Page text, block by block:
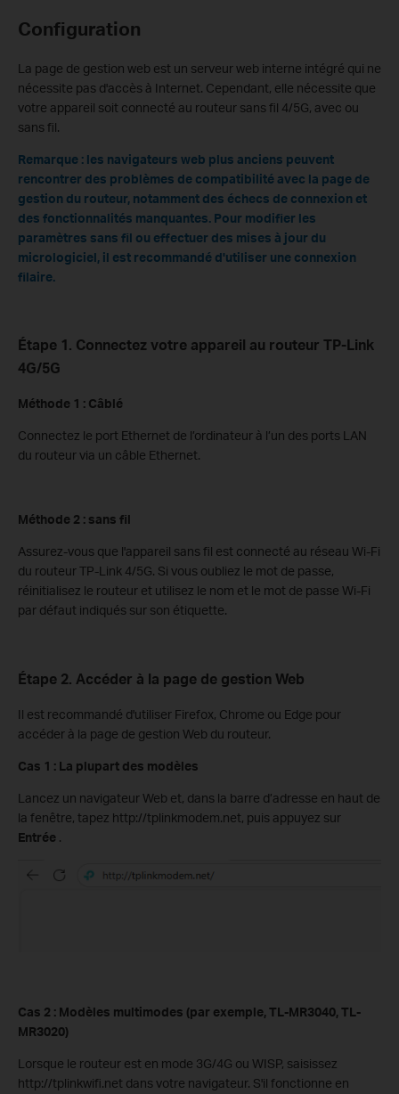
Configuration
La page de gestion web est un serveur web interne intégré qui ne
nécessite pas d'accès à Internet. Cependant, elle nécessite que
votre appareil soit connecté au routeur sans fil 4/5G, avec ou
sans fil.
Remarque : les navigateurs web plus anciens peuvent
rencontrer des problèmes de compatibilité avec la page de
gestion du routeur, notamment des échecs de connexion et
des fonctionnalités manquantes. Pour modifier les
paramètres sans fil ou effectuer des mises à jour du
micrologiciel, il est recommandé d'utiliser une connexion
filaire.
Étape 1. Connectez votre appareil au routeur TP-Link
4G/5G
Méthode 1 : Câblé
Connectez le port Ethernet de l’ordinateur à l’un des ports LAN
du routeur via un câble Ethernet.
Méthode 2 : sans fil
Assurez-vous que l'appareil sans fil est connecté au réseau Wi-Fi
du routeur TP-Link 4/5G. Si vous oubliez le mot de passe,
réinitialisez le routeur et utilisez le nom et le mot de passe Wi-Fi
par défaut indiqués sur son étiquette.
Étape 2. Accéder à la page de gestion Web
Il est recommandé d'utiliser Firefox, Chrome ou Edge pour
accéder à la page de gestion Web du routeur.
Cas 1 : La plupart des modèles
Lancez un navigateur Web et, dans la barre d’adresse en haut de
la fenêtre, tapez http://tplinkmodem.net, puis appuyez sur
Entrée .
Cas 2 : Modèles multimodes (par exemple, TL-MR3040, TL-
MR3020)
Lorsque le routeur est en mode 3G/4G ou WISP, saisissez
http://tplinkwifi.net dans votre navigateur. S'il fonctionne en